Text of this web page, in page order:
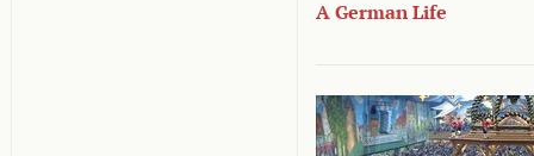
A German Life